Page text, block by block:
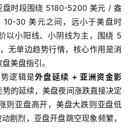
盘时段围绕 5180-5200 美元 / 盎
10-30 美元之间，远小于美盘时
以小阳线、小阴线为主，围绕 5
无单边趋势行情，核心作用是消
美盘指引。
逻辑是外盘延续 + 亚洲资金影
的延续，美盘夜间涨跌直接决定
则亚盘高开，美盘大跌则亚盘低
剧烈，亚盘开盘跳空现象频繁，